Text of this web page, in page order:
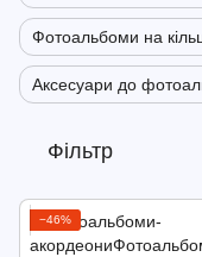
Фотоальбоми на
Аксесуари до
Фільтр
−46%